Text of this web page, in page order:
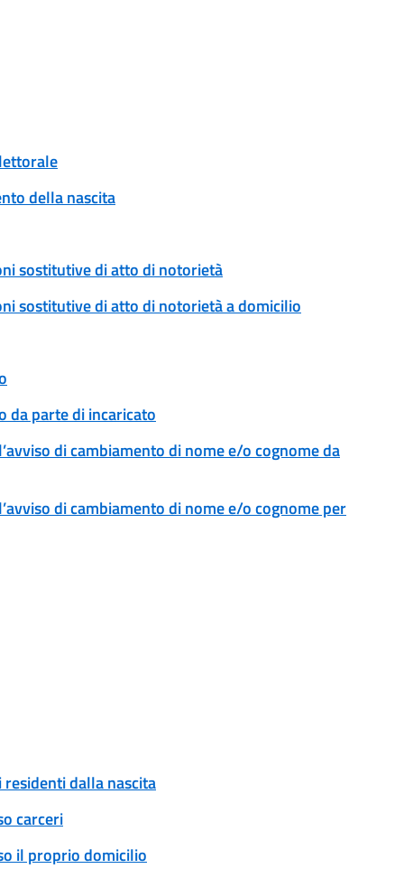
della nascita
sostitutive di atto di notorietà
sostitutive di atto di notorietà a domicilio
da parte di incaricato
di cambiamento di nome e/o cognome da
di cambiamento di nome e/o cognome per
dalla nascita
carceri
il proprio domicilio